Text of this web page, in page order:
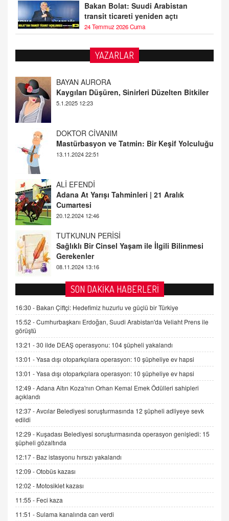
Bakan Bolat: Suudi Arabistan
transit ticareti yeniden açtı
24 Temmuz 2026 Cuma
YAZARLAR
DOKTOR CİVANIM
Mastürbasyon ve Tatmin: Bir Keşif Yolculuğu
13.11.2024 22:51
ALİ EFENDİ
Adana At Yarışı Tahminleri | 21 Aralık
Cumartesi
TUTKUNUN PERİSİ
Sağlıklı Bir Cinsel Yaşam ile İlgili Bilinmesi
Gerekenler
08.11.2024 13:16
FARUK ÖNALAN
Tezkere Onaylanmasaydı…
2 Kasım 2021 Salı 00:11
AV. DOĞAN CAN DOĞAN
Kişisel verilerin korunması ve dijital hukukun
gelişimi
15.09.2025 16:17
SEHER EREK
Kış Ayları Geldi, Hangi Önlemler Alınmalı?
9.12.2025 10:11
İNCİ GÜL AKÖL
06.07.2026 13:00
ADEM AKÖL
Esed Destekçilerinin Yüzüne Vurulan Şamar:
Sednaya
11.12.2024 12:30
DR. EKREM ASLAN
Gerçek Ne, Algı Ne? "Beraber Yürüyoruz"
Cümlesinin Peşinden
SON DAKİKA HABERLERİ
16:30 - Bakan Çiftçi: Hedefimiz huzurlu ve güçlü bir Türkiye
15:52 -Cumhurbaşkanı Erdoğan, Suudi Arabistan'da Veliaht Prens ile
görüştü
13:21 -30 ilde DEAŞ operasyonu: 104 şüpheli yakalandı
13:01 -Yasa dışı otoparkçılara operasyon: 10 şüpheliye ev hapsi
13:01 -Yasa dışı otoparkçılara operasyon: 10 şüpheliye ev hapsi
12:49 -Adana Altın Koza'nın Orhan Kemal Emek Ödülleri sahipleri
açıklandı
12:37 -Avcılar Belediyesi soruşturmasında 12 şüpheli adliyeye sevk
edildi
12:29 - Kuşadası Belediyesi soruşturmasında operasyon genişledi: 15
şüpheli gözaltında
12:17 - Baz istasyonu hırsızı yakalandı
12:09 -Otobüs kazası
12:02 - Motosiklet kazası
11:55 - Feci kaza
11:51 -Sulama kanalında can verdi